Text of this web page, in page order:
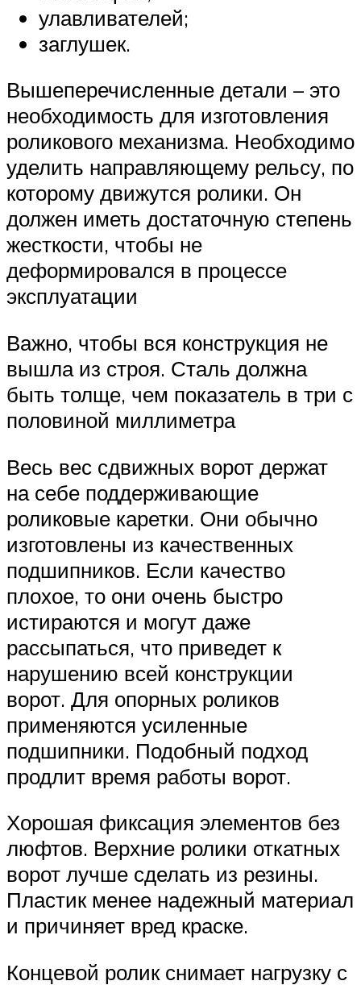
улавливателей;
заглушек.
Вышеперечисленные детали – это
необходимость для изготовления
роликового механизма. Необходимо
уделить направляющему рельсу, по
которому движутся ролики. Он
должен иметь достаточную степень
жесткости, чтобы не
деформировался в процессе
эксплуатации
Важно, чтобы вся конструкция не
вышла из строя. Сталь должна
быть толще, чем показатель в три с
половиной миллиметра
Весь вес сдвижных ворот держат
на себе поддерживающие
роликовые каретки. Они обычно
изготовлены из качественных
подшипников. Если качество
плохое, то они очень быстро
истираются и могут даже
рассыпаться, что приведет к
нарушению всей конструкции
ворот. Для опорных роликов
применяются усиленные
подшипники. Подобный подход
продлит время работы ворот.
Хорошая фиксация элементов без
люфтов. Верхние ролики откатных
ворот лучше сделать из резины.
Пластик менее надежный материал
и причиняет вред краске.
Концевой ролик снимает нагрузку с